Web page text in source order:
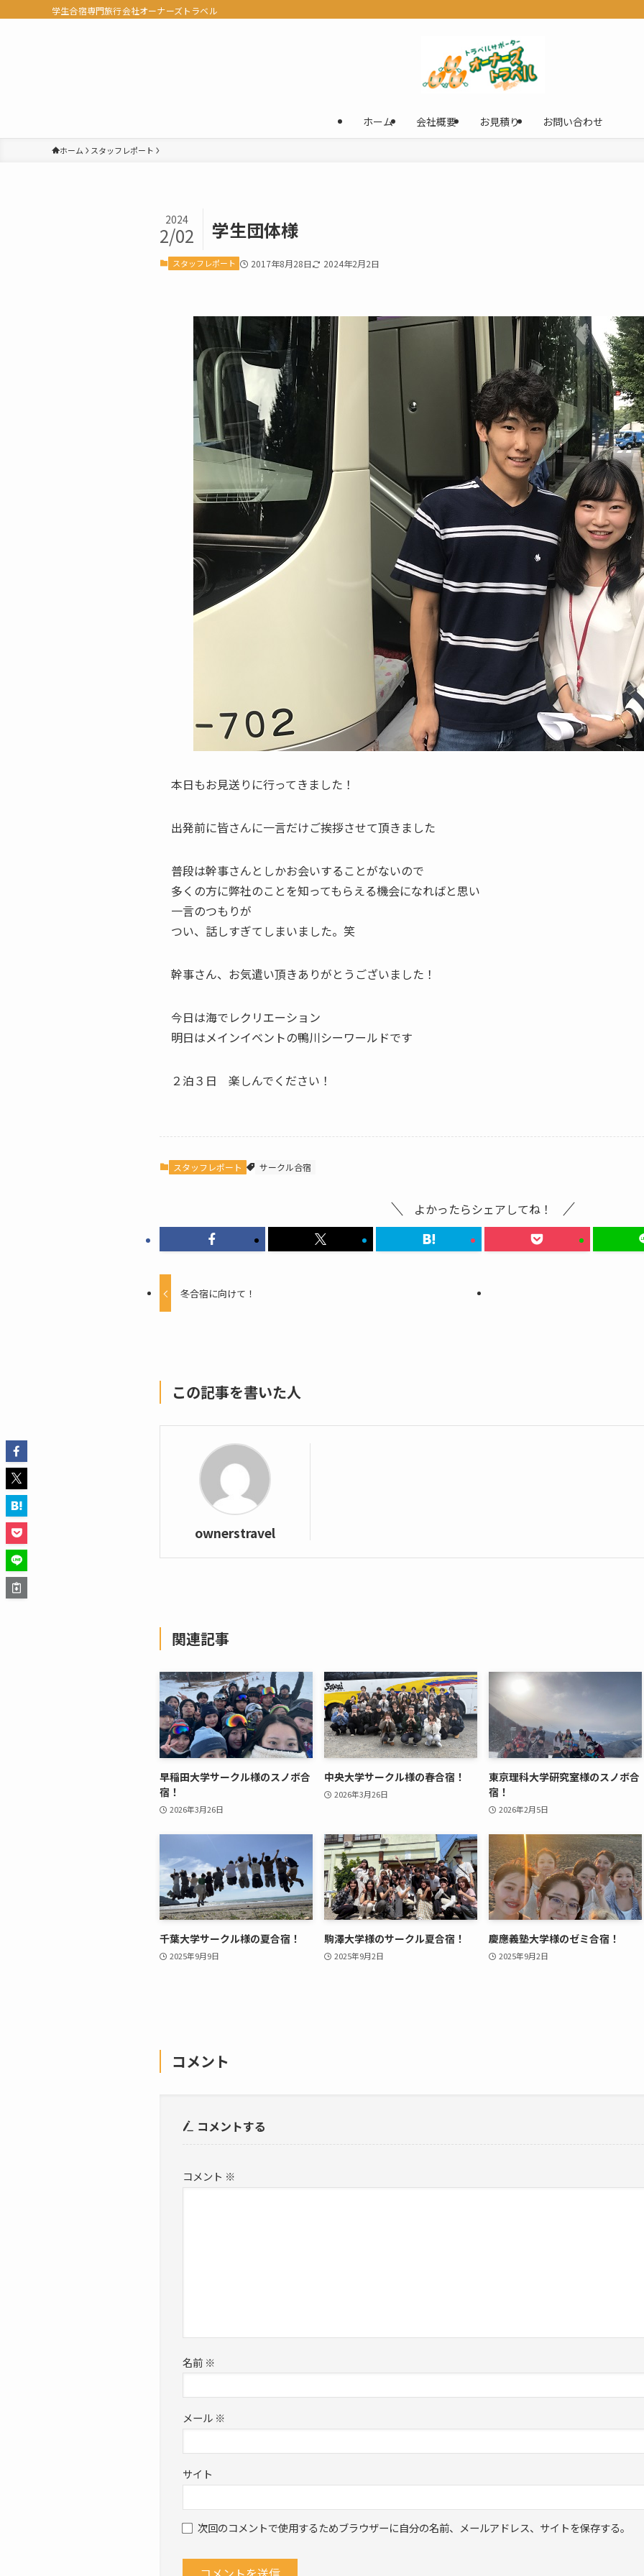
学生合宿専門旅行会社オーナーズトラベル
ホーム 会社概要 お見積り お問い合わせ
ホーム スタッフレポート
学生団体様
2024
2/02
スタッフレポート 2017年8月28日 2024年2月2日
本日もお見送りに行ってきました！
出発前に皆さんに一言だけご挨拶させて頂きました
普段は幹事さんとしかお会いすることがないので
多くの方に弊社のことを知ってもらえる機会になればと思い
一言のつもりが
つい、話しすぎてしまいました。笑
幹事さん、お気遣い頂きありがとうございました！
今日は海でレクリエーション
明日はメインイベントの鴨川シーワールドです
２泊３日 楽しんでください！
スタッフレポート サークル合宿
よかったらシェアしてね！
冬合宿に向けて！
この記事を書いた人
ownerstravel
関連記事
早稲田大学サークル様のスノボ合
宿！
2026年3月26日
中央大学サークル様の春合宿！
2026年3月26日
東京理科大学研究室様のスノボ合
宿！
2026年2月5日
千葉大学サークル様の夏合宿！
2025年9月9日
駒澤大学様のサークル夏合宿！
2025年9月2日
慶應義塾大学様のゼミ合宿！
2025年9月2日
コメント
コメントする
コメント ※
名前 ※
メール ※
サイト
次回のコメントで使用するためブラウザーに自分の名前、メールアドレス、サイトを保存する。